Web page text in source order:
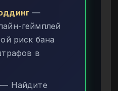
—
геймплей
риск бана
в
— Найдите